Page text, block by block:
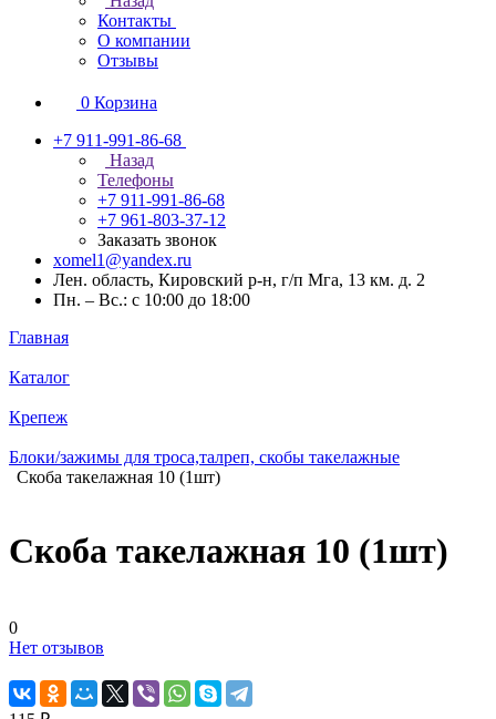
Контакты
О компании
Отзывы
0 Корзина
+7 911-991-86-68
Назад
Телефоны
+7 911-991-86-68
+7 961-803-37-12
Заказать звонок
xomel1@yandex.ru
Лен. область, Кировский р-н, г/п Мга, 13 км. д. 2
Пн. – Вс.: с 10:00 до 18:00
Главная
Каталог
Крепеж
Блоки/зажимы для троса,талреп, скобы такелажные
Скоба такелажная 10 (1шт)
Скоба такелажная 10 (1шт)
0
Нет отзывов